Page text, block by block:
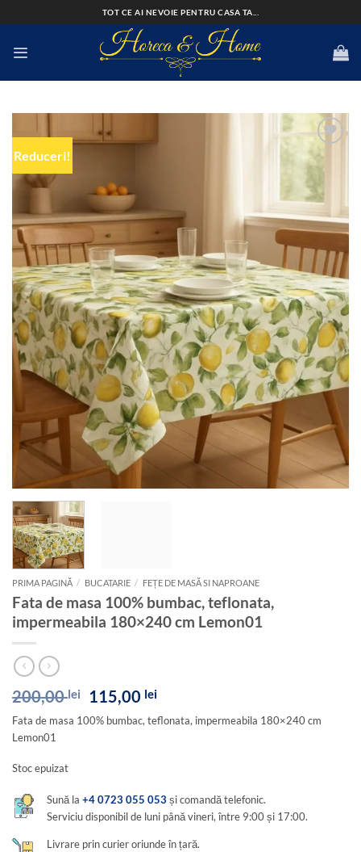
to
TOT CE AI NEVOIE PENTRU CASA TA...
Reduceri!
Add to
wishlist
PRIMA PAGINĂ / BUCATARIE / FEȚE DE MASĂ SI NAPROANE
Fata de masa 100% bumbac, teflonata,
impermeabila 180×240 cm Lemon01
200,00lei
Prețul
inițial
a
115,00 leiPrețul
curent
este:
Fata de masa 100% bumbac, teflonata, impermeabila 180×240 cm
Lemon01
Stoc epuizat
Sună la+4 0723 055 053 și comandă telefonic.
Serviciu disponibil de luni până vineri, între 9:00 și 17:00.
Livrare prin curier oriunde în țară.